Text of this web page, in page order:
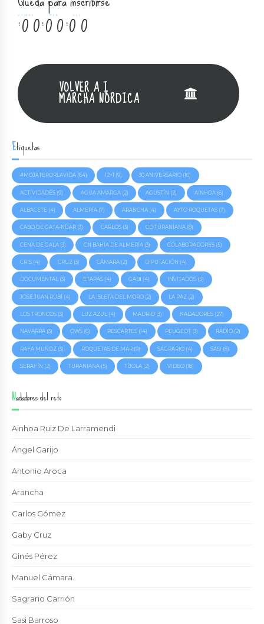
DYS
:00
HRS :00
MIN :00
SEC
VOLVER A I
MARCHA NÓRDICA
Etiquetas
#MOJATEPORLAVIDA(64) 12+1 (9) 30 ANIVERSARIO (10)
ACTIVIDADES(9) AGUA AMARGA(2) AGUSTÍN (2) AINHOA (6)
ALBACETE (4) ALMERÍA(7) ARANCHA (4) AYTO ROQUETAS (7)
CABO DE GATA-NÍJAR(3) CARLOS(3) CD TURANIANA (8)
CENA DE GALA(3) CN BAHÍA DE ALMERÍA(3) COLABORADORES (5)
CRIS(4) CRUZ(3) CÁMARA (2) DIPUTACIÓN (4)
DOCUMENTAL(3) ETAPAS(4) GABI (4) INVITADOS (5)
JOSÉ JUAN RUBÍ (4) LA ISLETA DEL MORO(2) LA PAZ (2)
LOS TRONCOS(3) LUZ AZUL (4) MADRID (3) NADADORES (27)
NAVARRA(3) OWS(6) PESCARTES (14) PEUGEOT (3) RADIO (2)
RAFA MUÑOZ(3) ROQUETAS DE MAR(9) SAGRARIO (4) SASI (8)
SERAFÍN (2) TURANIANA(5) TÍJOLA (2) VIDEO (18)
Nadadores del reto
Ainhoa Ruiz De Larramendi
Ángel Garijo
Antonio Aroca
Arancha
Carlos Gómez
Gaby Cruz
Ginés Pérez
Manuel Cámara.
Sagrario Carrión
Sasi Barroso